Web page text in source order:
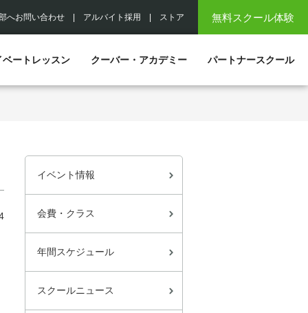
無料スクール体験
へお問い合わせ アルバイト採用 ストア
ベートレッスン クーバー・アカデミー パートナースクール
イベント情報
会費・クラス
年間スケジュール
スクールニュース